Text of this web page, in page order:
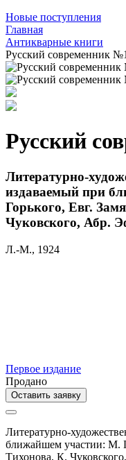
Новые поступления
Главная
Антикварные книги
Русский современник
Русский
Литературно-
издаваемый при
Горького, Евг.
Чуковского, Абр.
Л.-М., 1924
Первое издание
Продано
Оставить заявку
Литературно-
ближайшем участии: М.
Тихонова, К.